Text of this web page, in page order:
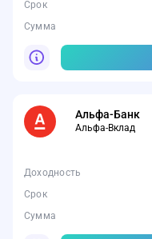
Срок
Сумма
Альфа-Банк
Альфа-Вклад
Доходность
Срок
Сумма